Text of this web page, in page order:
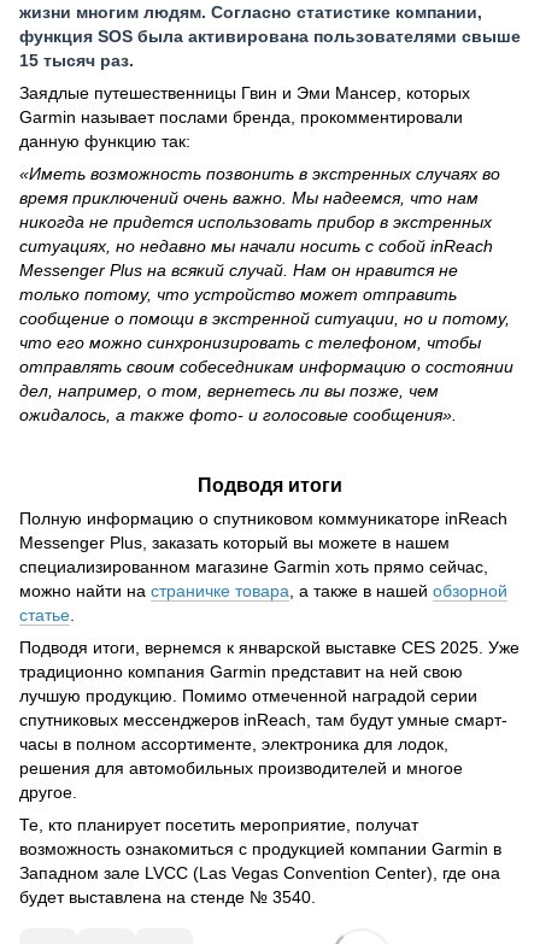
жизни многим людям. Согласно статистике компании,
функция SOS была активирована пользователями свыше
15 тысяч раз.
Заядлые путешественницы Гвин и Эми Мансер, которых
Garmin называет послами бренда, прокомментировали
данную функцию так:
«Иметь возможность позвонить в экстренных случаях во
время приключений очень важно. Мы надеемся, что нам
никогда не придется использовать прибор в экстренных
ситуациях, но недавно мы начали носить с собой inReach
Messenger Plus на всякий случай. Нам он нравится не
только потому, что устройство может отправить
сообщение о помощи в экстренной ситуации, но и потому,
что его можно синхронизировать с телефоном, чтобы
отправлять своим собеседникам информацию о состоянии
дел, например, о том, вернетесь ли вы позже, чем
ожидалось, а также фото- и голосовые сообщения».
Подводя итоги
Полную информацию о спутниковом коммуникаторе inReach
Messenger Plus, заказать который вы можете в нашем
специализированном магазине Garmin хоть прямо сейчас,
можно найти на страничке товара , а также в нашей обзорной
статье
Подводя итоги, вернемся к январской выставке CES 2025. Уже
традиционно компания Garmin представит на ней свою
лучшую продукцию. Помимо отмеченной наградой серии
спутниковых мессенджеров inReach, там будут умные смарт-
часы в полном ассортименте, электроника для лодок,
решения для автомобильных производителей и многое
другое.
Те, кто планирует посетить мероприятие, получат
возможность ознакомиться с продукцией компании Garmin в
Западном зале LVCC (Las Vegas Convention Center), где она
будет выставлена на стенде № 3540.